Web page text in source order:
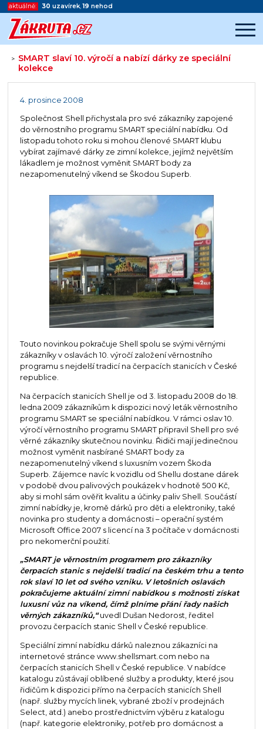
aktuálně: 30 uzavírek,19 nehod
> SMART slaví 10. výročí a nabízí dárky ze speciální
kolekce
Začátek reklamy
4. prosince 2008
Společnost Shell přichystala pro své zákazníky zapojené
do věrnostního programu SMART speciální nabídku. Od
listopadu tohoto roku si mohou členové SMART klubu
vybírat zajímavé dárky ze zimní kolekce, jejímž největším
lákadlem je možnost vyměnit SMART body za
nezapomenutelný víkend se Škodou Superb.
Touto novinkou pokračuje Shell spolu se svými věrnými
zákazníky v oslavách 10. výročí založení věrnostního
programu s nejdelší tradicí na čerpacích stanicích v České
republice.
Na čerpacích stanicích Shell je od 3. listopadu 2008 do 18.
ledna 2009 zákazníkům k dispozici nový leták věrnostního
programu SMART se speciální nabídkou. V rámci oslav 10.
výročí věrnostního programu SMART připravil Shell pro své
věrné zákazníky skutečnou novinku. Řidiči mají jedinečnou
možnost vyměnit nasbírané SMART body za
nezapomenutelný víkend s luxusním vozem Škoda
Superb. Zájemce navíc k vozidlu od Shellu dostane dárek
v podobě dvou palivových poukázek v hodnotě 500 Kč,
aby si mohl sám ověřit kvalitu a účinky paliv Shell. Součástí
zimní nabídky je, kromě dárků pro děti a elektroniky, také
novinka pro studenty a domácnosti – operační systém
Microsoft Office 2007 s licencí na 3 počítače v domácnosti
pro nekomerční použití.
„SMART je věrnostním programem pro zákazníky
čerpacích stanic s nejdelší tradicí na českém trhu a tento
rok slaví 10 let od svého vzniku. V letošních oslavách
pokračujeme aktuální zimní nabídkou s možnosti získat
luxusní vůz na víkend, čímž plníme přání řady našich
věrných zákazníků,“uvedl Dušan Nedorost, ředitel
provozu čerpacích stanic Shell v České republice.
Speciální zimní nabídku dárků naleznou zákazníci na
internetové stránce www.shellsmart.com nebo na
čerpacích stanicích Shell v České republice. V nabídce
katalogu zůstávají oblíbené služby a produkty, které jsou
řidičům k dispozici přímo na čerpacích stanicích Shell
(např. služby mycích linek, vybrané zboží v prodejnách
Select, atd.) anebo prostřednictvím výběru z katalogu
(např. kategorie elektroniky, potřeb pro domácnost a